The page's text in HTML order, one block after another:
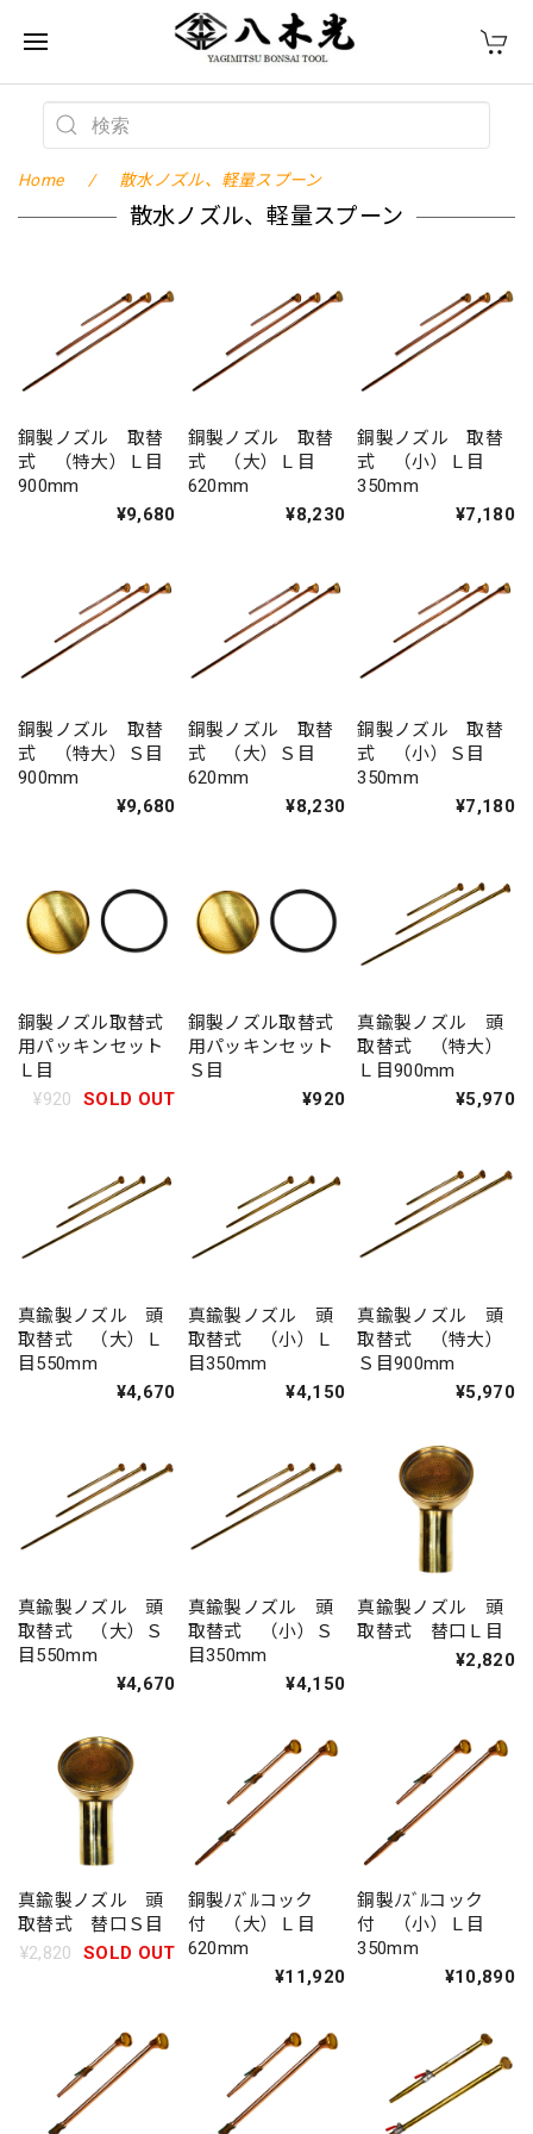
Home 散水ノズル、軽量スプーン
散水ノズル、軽量スプーン
銅製ノズル 取替
式 （特大）Ｌ目
900mm
¥9,680
銅製ノズル 取替
式 （大）Ｌ目
620mm
¥8,230
銅製ノズル 取替
式 （小）Ｌ目
350mm
¥7,180
銅製ノズル 取替
式 （特大）Ｓ目
900mm
¥9,680
銅製ノズル 取替
式 （大）Ｓ目
620mm
¥8,230
銅製ノズル 取替
式 （小）Ｓ目
350mm
¥7,180
銅製ノズル取替式
用パッキンセット
Ｌ目
¥920
SOLD OUT
銅製ノズル取替式
用パッキンセット
Ｓ目
¥920
真鍮製ノズル 頭
取替式 （特大）
Ｌ目900mm
¥5,970
真鍮製ノズル 頭
取替式 （大）Ｌ
目550mm
¥4,670
真鍮製ノズル 頭
取替式 （小）Ｌ
目350mm
¥4,150
真鍮製ノズル 頭
取替式 （特大）
Ｓ目900mm
¥5,970
真鍮製ノズル 頭
取替式 （大）Ｓ
目550mm
¥4,670
真鍮製ノズル 頭
取替式 （小）Ｓ
目350mm
¥4,150
真鍮製ノズル 頭
取替式 替口Ｌ目
¥2,820
真鍮製ノズル 頭
取替式 替口Ｓ目
¥2,820
SOLD OUT
銅製ﾉｽﾞﾙコック
付 （大）Ｌ目
620mm
¥11,920
銅製ﾉｽﾞﾙコック
付 （小）Ｌ目
350mm
¥10,890